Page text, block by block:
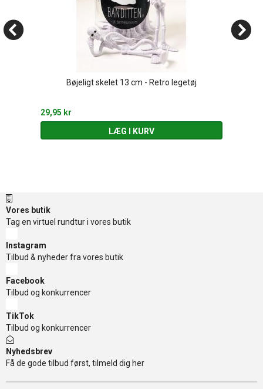
Bøjeligt skelet 13 cm - Retro legetøj
29,95 kr
LÆG I KURV
Vores butik
Tag en virtuel rundtur i vores butik
Instagram
Tilbud & nyheder fra vores butik
Facebook
Tilbud og konkurrencer
TikTok
Tilbud og konkurrencer
Nyhedsbrev
Få de gode tilbud først, tilmeld dig her